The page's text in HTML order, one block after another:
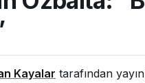
Kayalar tarafından